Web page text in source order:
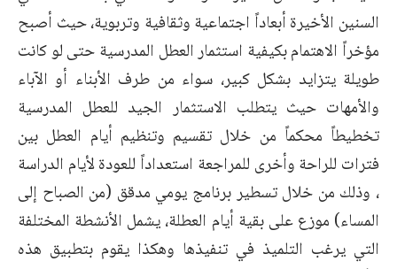
السنين الأخيرة أبعاداً اجتماعية وثقافية وتربوية، حيث أصبح
مؤخراً الاهتمام بكيفية استثمار العطل المدرسية حتى لو كانت
طويلة يتزايد بشكل كبير، سواء من طرف الأبناء أو الآباء
والأمهات حيث يتطلب الاستثمار الجيد للعطل المدرسية
تخطيطاً محكماً من خلال تقسيم وتنظيم أيام العطل بين
فترات للراحة وأخرى للمراجعة استعداداً للعودة لأيام الدراسة
، وذلك من خلال تسطير برنامج يومي مدقق (من الصباح إلى
المساء) موزع على بقية أيام العطلة، يشمل الأنشطة المختلفة
التي يرغب التلميذ في تنفيذها وهكذا يقوم بتطبيق هذه